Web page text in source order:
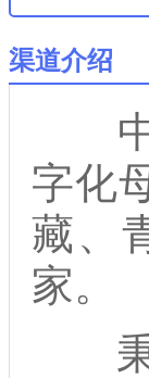
渠道介绍
中
字化
藏、
家。
秉